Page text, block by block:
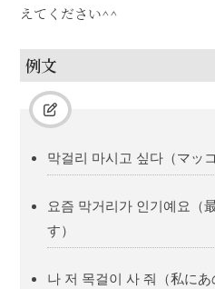
えてください^^
例文
막걸리 마시고 싶다（マッ
요즘 막거리가 인기예요（
す）
나 저 목걸이 사 줘（私にあ